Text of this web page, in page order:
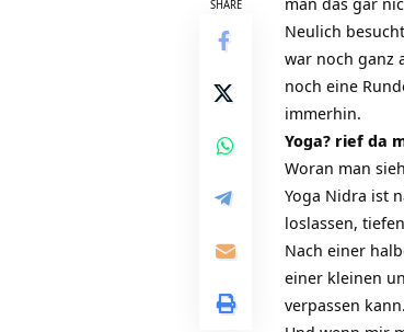
SHARE
Neulich
war noch ganz
noch eine
immerhin.
Yoga? rief da
Woran man
Yoga Nidra ist
loslassen,
Nach einer
einer kleinen
verpassen kann.